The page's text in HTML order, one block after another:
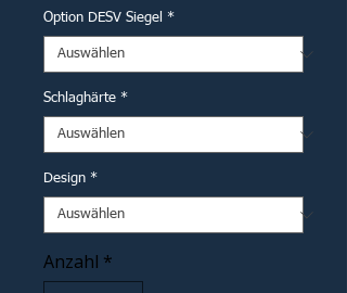
Option DESV Siegel *
Schlaghärte *
Design *
Anzahl *